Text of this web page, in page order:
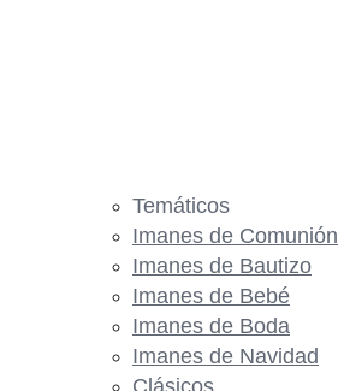
Temáticos
Imanes de Comunión
Imanes de Bautizo
Imanes de Bebé
Imanes de Boda
Imanes de Navidad
Clásicos